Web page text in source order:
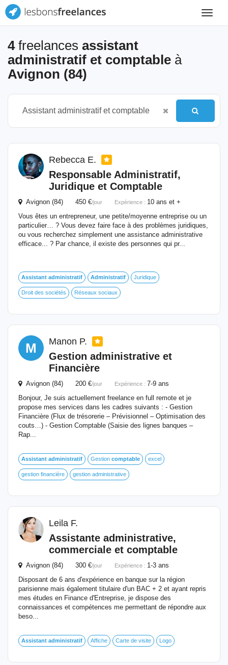
Toggle
4freelances assistant
administratif et comptable à
Avignon (84)
Rebecca E.
Responsable Administratif,
Juridique et Comptable
Avignon (84) 450 €/jour Expérience : 10 ans et +
Vous êtes un entrepreneur, une petite/moyenne entreprise ou un
particulier… ? Vous devez faire face à des problèmes juridiques,
ou vous recherchez simplement une assistance administrative
efficace... ? Par chance, il existe des personnes qui pr...
Assistant administratif Administratif Juridique
Droit des sociétés Réseaux sociaux
M Manon P.
Gestion administrative et
Financière
Avignon (84) 200 €/jour Expérience : 7-9 ans
Bonjour, Je suis actuellement freelance en full remote et je
propose mes services dans les cadres suivants : - Gestion
Financière (Flux de trésorerie – Prévisionnel – Optimisation des
couts…) - Gestion Comptable (Saisie des lignes banques –
Rap...
Assistant administratif Gestion comptable excel
gestion financière gestion administrative
Leila F.
Assistante administrative,
commerciale et comptable
Avignon (84) 300 €/jour Expérience : 1-3 ans
Disposant de 6 ans d'expérience en banque sur la région
parisienne mais également titulaire d'un BAC + 2 et ayant repris
mes études en Finance d'Entreprise, je dispose des
connaissances et compétences me permettant de répondre aux
beso...
Assistant administratif Affiche Carte de visite Logo